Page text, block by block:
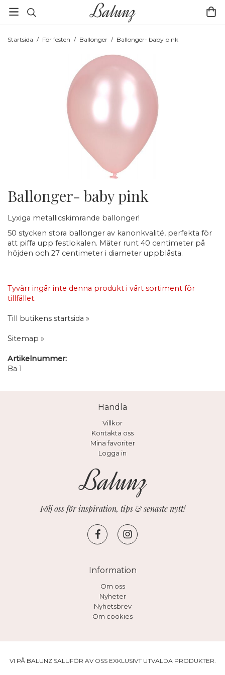
Startsida / För festen / Ballonger / Ballonger- baby pink
Ballonger- baby pink
Lyxiga metallicskimrande ballonger!
50 stycken stora ballonger av kanonkvalité, perfekta för
att piffa upp festlokalen. Mäter runt 40 centimeter på
höjden och 27 centimeter i diameter uppblåsta.
Tyvärr ingår inte denna produkt i vårt sortiment för
tillfället.
Till butikens startsida »
Sitemap »
Artikelnummer:
Ba 1
Handla
Villkor
Kontakta oss
Mina favoriter
Logga in
Följ oss för inspiration, tips & senaste nytt!
Information
Om oss
Nyheter
Nyhetsbrev
Om cookies
VI PÅ BALUNZ SALUFÖR AV OSS EXKLUSIVT UTVALDA PRODUKTER.